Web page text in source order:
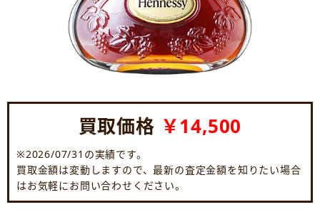
買取価格 ￥14,500
※2026/07/31の実績です。
買取金額は変動しますので、最新の査定金額を知りたい場合
はお気軽にお問い合わせください。